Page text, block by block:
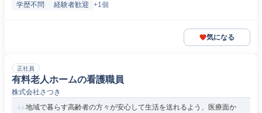
学歴不問 経験者歓迎 +1個
気になる
正社員
有料老人ホームの看護職員
株式会社さつき
地域で暮らす高齢者の方々が安心して生活を送れるよう、医療面か